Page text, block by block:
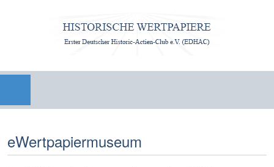
eWertpapiermuseum